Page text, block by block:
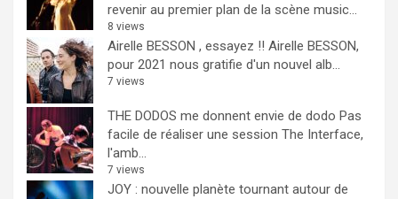
revenir au premier plan de la scène music...
8 views
Airelle BESSON , essayez !! Airelle BESSON,
pour 2021 nous gratifie d'un nouvel alb...
7 views
THE DODOS me donnent envie de dodo Pas
facile de réaliser une session The Interface,
l'amb...
7 views
JOY : nouvelle planète tournant autour de